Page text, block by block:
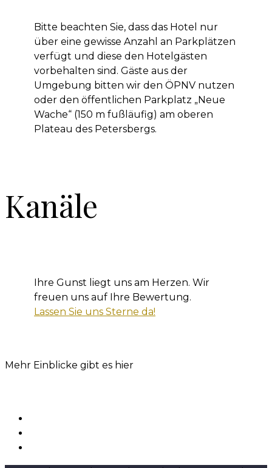
Bitte beachten Sie, dass das Hotel nur
über eine gewisse Anzahl an Parkplätzen
verfügt und diese den Hotelgästen
vorbehalten sind. Gäste aus der
Umgebung bitten wir den ÖPNV nutzen
oder den öffentlichen Parkplatz „Neue
Wache“ (150 m fußläufig) am oberen
Plateau des Petersbergs.
Kanäle
Ihre Gunst liegt uns am Herzen. Wir
freuen uns auf Ihre Bewertung.
Lassen Sie uns Sterne da!
Mehr Einblicke gibt es hier